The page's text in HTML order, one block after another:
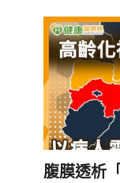
腹膜透析